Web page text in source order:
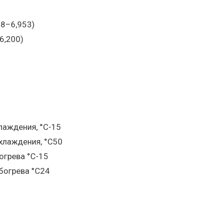
°С-15
°С50
°С-15
°С24